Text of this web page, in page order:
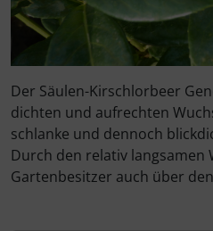
Der Säulen-Kirschlorbeer
dichten und aufrechten
schlanke und dennoch
Durch den relativ langsamen
Gartenbesitzer auch über
Wildhecke / gemischte Hecke